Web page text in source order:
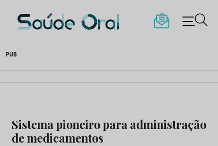
to
content
Saúde Oral
PUB
Sistema pioneiro para administração
de medicamentos